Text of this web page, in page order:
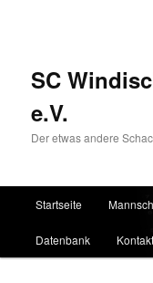
SC
e.V.
Der etwas andere
Zum Inhalt
Zum sekundären
Startseite
Datenbank Kontakt